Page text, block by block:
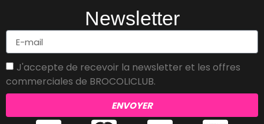
Newsletter
J'accepte de recevoir la newsletter et les offres
commerciales de BROCOLICLUB.
ENVOYER